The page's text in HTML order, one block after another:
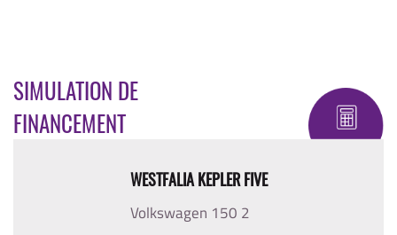
SIMULATION DE
FINANCEMENT
WESTFALIA KEPLER FIVE
Volkswagen 150 2